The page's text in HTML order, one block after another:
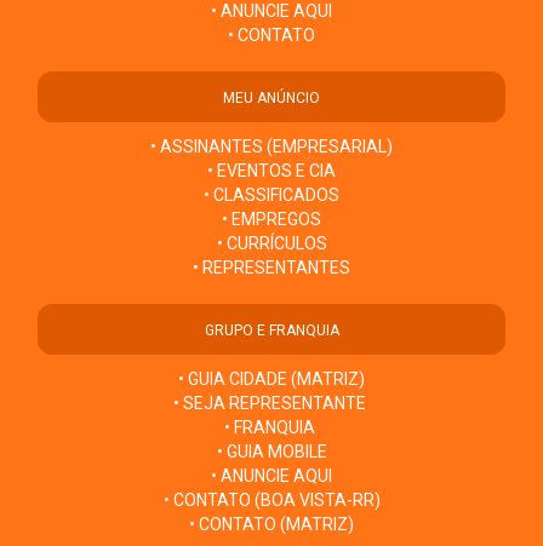
• ANUNCIE AQUI
• CONTATO
MEU ANÚNCIO
• ASSINANTES (EMPRESARIAL)
• EVENTOS E CIA
• CLASSIFICADOS
• EMPREGOS
• CURRÍCULOS
• REPRESENTANTES
GRUPO E FRANQUIA
• GUIA CIDADE (MATRIZ)
• SEJA REPRESENTANTE
• FRANQUIA
• GUIA MOBILE
• ANUNCIE AQUI
• CONTATO (BOA VISTA-RR)
• CONTATO (MATRIZ)